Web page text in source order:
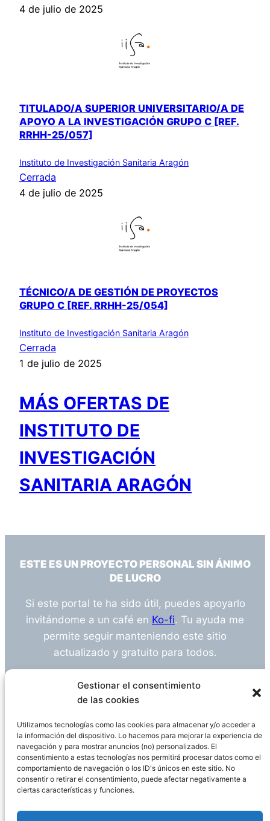
Gestionar el consentimiento
de las cookies
Utilizamos tecnologías como las cookies para almacenar y/o acceder a
la información del dispositivo. Lo hacemos para mejorar la experiencia de
navegación y para mostrar anuncios (no) personalizados. El
consentimiento a estas tecnologías nos permitirá procesar datos como el
comportamiento de navegación o los ID's únicos en este sitio. No
consentir o retirar el consentimiento, puede afectar negativamente a
ciertas características y funciones.
4 de julio de 2025
TITULADO/A SUPERIOR UNIVERSITARIO/A DE
APOYO A LA INVESTIGACIÓN GRUPO C [REF.
RRHH-25/057]
Instituto de Investigación Sanitaria Aragón
Cerrada
4 de julio de 2025
TÉCNICO/A DE GESTIÓN DE PROYECTOS
GRUPO C [REF. RRHH-25/054]
Instituto de Investigación Sanitaria Aragón
Cerrada
1 de julio de 2025
MÁS OFERTAS DE
INSTITUTO DE
INVESTIGACIÓN
SANITARIA ARAGÓN
ESTE ES UN PROYECTO PERSONAL SIN ÁNIMO
DE LUCRO
Si este portal te ha sido útil, puedes apoyarlo
invitándome a un café en Ko-fi. Tu ayuda me
permite seguir manteniendo este sitio
actualizado y gratuito para todos.
¿Tienes alguna duda o sugerencia? Escríbeme
info@empleosanitarioinvestigacion.es
Descargo de Responsabilidad
Declaración de Privacidad Política de cookies